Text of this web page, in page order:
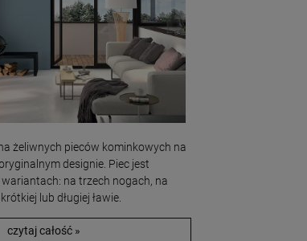
żeliwnych pieców kominkowych na
designie. Piec jest
na trzech nogach, na
lub długiej ławie.
czytaj całość »